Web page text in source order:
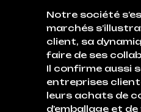
Notre société
marchés
client, sa
faire de ses
Il confirme aussi
entreprises
leurs achats de
d’emballage et